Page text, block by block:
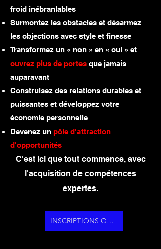
froid inébranlables
Surmontez les obstacles et désarmez
les objections avec style et finesse
Transformez un « non » en « oui » et
ouvrez plus de portes que jamais
auparavant
Construisez des relations durables et
puissantes et développez votre
économie personnelle
Devenez un pôle d'attraction
d'opportunités
C'est ici que tout commence, avec
l'acquisition de compétences
expertes.
INSCRIPTIONS OUVERTES